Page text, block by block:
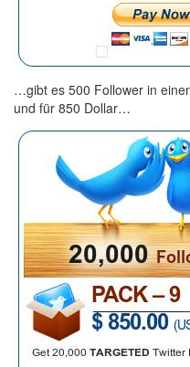
…gibt es 500 Follower in
und für 850 Dollar…